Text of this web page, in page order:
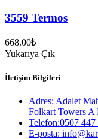
3559 Termos
668.00₺
Yukarıya Çık
İletişim Bilgileri
Adres: Adalet
Folkart Towers A
Telefon:0507 447
E-posta: